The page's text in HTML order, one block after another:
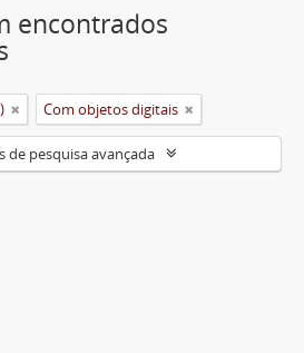
encontrados
Com objetos digitais
de pesquisa avançada